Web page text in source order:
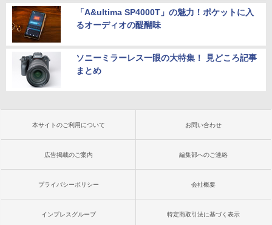
「A&ultima SP4000T」の魅力！ポケットに入
るオーディオの醍醐味
ソニーミラーレス一眼の大特集！ 見どころ記事
まとめ
本サイトのご利用について お問い合わせ
広告掲載のご案内 編集部へのご連絡
プライバシーポリシー 会社概要
インプレスグループ 特定商取引法に基づく表示